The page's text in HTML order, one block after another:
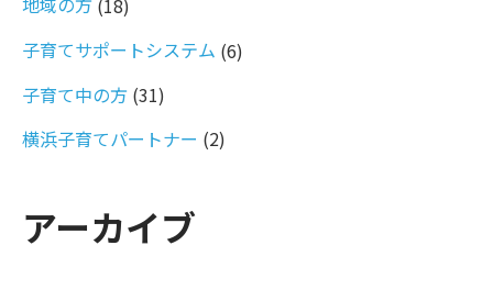
地域の方 (18)
子育てサポートシステム (6)
子育て中の方 (31)
横浜子育てパートナー (2)
アーカイブ